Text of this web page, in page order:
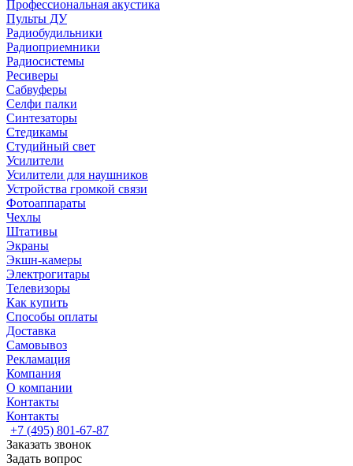
Профессиональная акустика
Пульты ДУ
Радиобудильники
Радиоприемники
Радиосистемы
Ресиверы
Сабвуферы
Селфи палки
Синтезаторы
Стедикамы
Студийный свет
Усилители
Усилители для наушников
Устройства громкой связи
Фотоаппараты
Чехлы
Штативы
Экраны
Экшн-камеры
Электрогитары
Телевизоры
Как купить
Способы оплаты
Доставка
Самовывоз
Рекламация
Компания
О компании
Контакты
Контакты
+7 (495) 801-67-87
Заказать звонок
Задать вопрос